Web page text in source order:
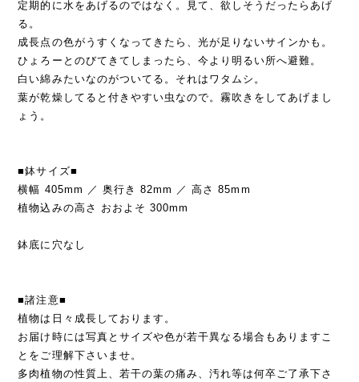
定期的に水をあげるのではなく。見て、欲しそうだったらあげ
る。
成長点の色がうすくなってきたら、光が足りないサインかも。
ひょろーとのびてきてしまったら、今より明るい所へ避難。
白い綿みたいなのがついてる。それはワタムシ。
葉が乾燥してると付きやすい虫なので。霧吹きをしてあげまし
ょう。
■鉢サイズ■
横幅 405mm ／ 奥行き 82mm ／ 高さ 85mm
植物込みの高さ おおよそ 300mm
鉢底に穴なし
■諸注意■
植物は日々成長しております。
お届け時には写真とサイズや色が若干異なる場合もありますこ
とをご理解下さいませ。
多肉植物の性質上、若干の葉の痛み、汚れ等は何卒ご了承下さ